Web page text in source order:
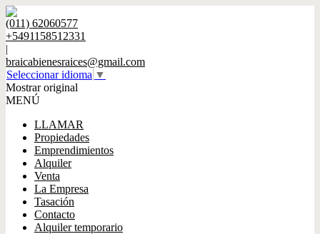
(011) 62060577
+5491158512331
|
braicabienesraices@gmail.com
Seleccionar idioma ▼
Mostrar original
MENÚ
LLAMAR
Propiedades
Emprendimientos
Alquiler
Venta
La Empresa
Tasación
Contacto
Alquiler temporario